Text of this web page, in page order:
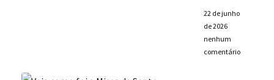
22 de junho
de 2026
nenhum
comentário